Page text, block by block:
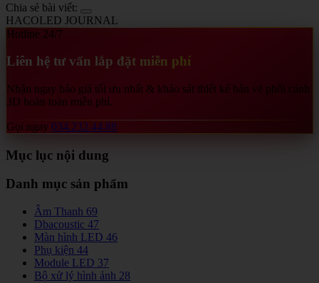
Chia sẻ bài viết:
HACOLED JOURNAL
Hotline 24/7
Liên hệ tư vấn lắp đặt miễn phí
Nhận ngay báo giá tối ưu nhất & khảo sát thiết kế bản vẽ phối cảnh
3D hoàn toàn miễn phí.
Gọi ngay 034.232.44.88
Mục lục nội dung
Danh mục sản phẩm
Âm Thanh 69
Dbacoustic 47
Màn hình LED 46
Phụ kiện 44
Module LED 37
Bộ xử lý hình ảnh 28